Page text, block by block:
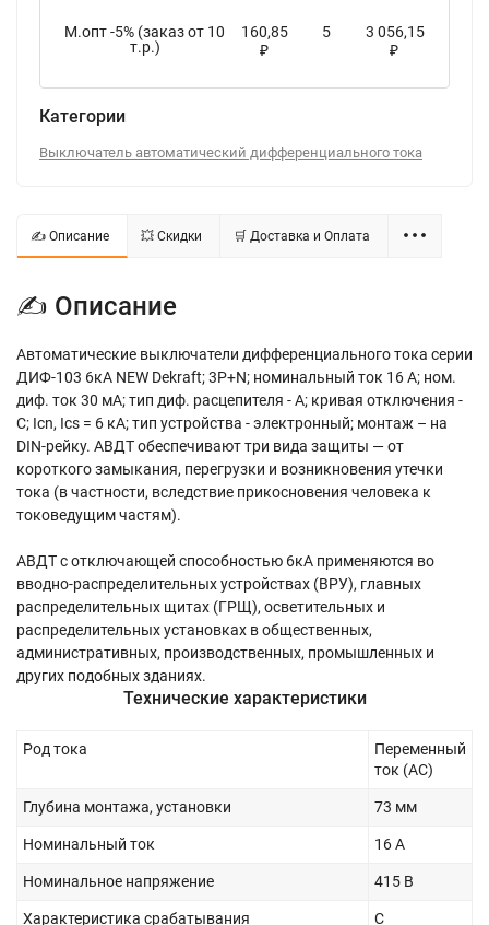
М.опт -5% (заказ от 10
т.р.)
160,85
₽
5 3 056,15
₽
Категории
Выключатель автоматический дифференциального тока
✍ Описание 💥 Скидки 🛒 Доставка и Оплата
✍ Описание
Автоматические выключатели дифференциального тока серии
ДИФ-103 6кА NEW Dekraft; 3P+N; номинальный ток 16 А; ном.
диф. ток 30 мА; тип диф. расцепителя - A; кривая отключения -
С; Icn, Ics = 6 кА; тип устройства - электронный; монтаж – на
DIN-рейку. АВДТ обеспечивают три вида защиты — от
короткого замыкания, перегрузки и возникновения утечки
тока (в частности, вследствие прикосновения человека к
токоведущим частям).
АВДТ с отключающей способностью 6кА применяются во
вводно-распределительных устройствах (ВРУ), главных
распределительных щитах (ГРЩ), осветительных и
распределительных установках в общественных,
административных, производственных, промышленных и
других подобных зданиях.
Технические характеристики
Род тока
Переменный
ток (AC)
Глубина монтажа, установки 73 мм
Номинальный ток 16 А
Номинальное напряжение 415 В
Характеристика срабатывания C